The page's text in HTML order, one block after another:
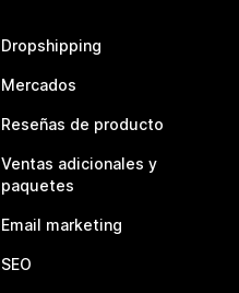
Dropshipping
Mercados
Reseñas de producto
Ventas adicionales y
paquetes
Email marketing
SEO